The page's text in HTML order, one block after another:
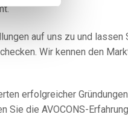
auf uns zu und lassen
Wir kennen den
erfolgreicher
Sie die AVOCONS-